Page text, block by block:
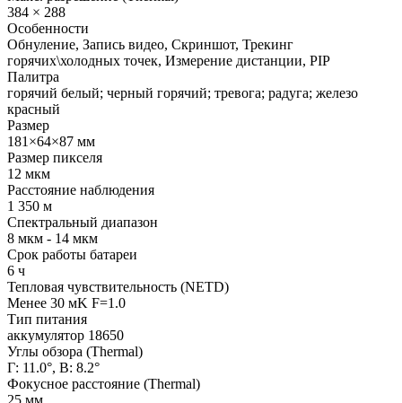
384 × 288
Особенности
Обнуление, Запись видео, Скриншот, Трекинг
горячих\холодных точек, Измерение дистанции, PIP
Палитра
горячий белый; черный горячий; тревога; радуга; железо
красный
Размер
181×64×87 мм
Размер пикселя
12 мкм
Расстояние наблюдения
1 350 м
Спектральный диапазон
8 мкм - 14 мкм
Срок работы батареи
6 ч
Тепловая чувствительность (NETD)
Менее 30 мK F=1.0
Тип питания
аккумулятор 18650
Углы обзора (Thermal)
Г: 11.0°, В: 8.2°
Фокусное расстояние (Thermal)
25 мм